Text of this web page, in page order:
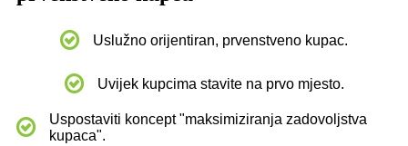
Uslužno orijentiran, prvenstveno kupac.
Uvijek kupcima stavite na prvo mjesto.
Uspostaviti koncept "maksimiziranja zadovoljstva
kupaca".